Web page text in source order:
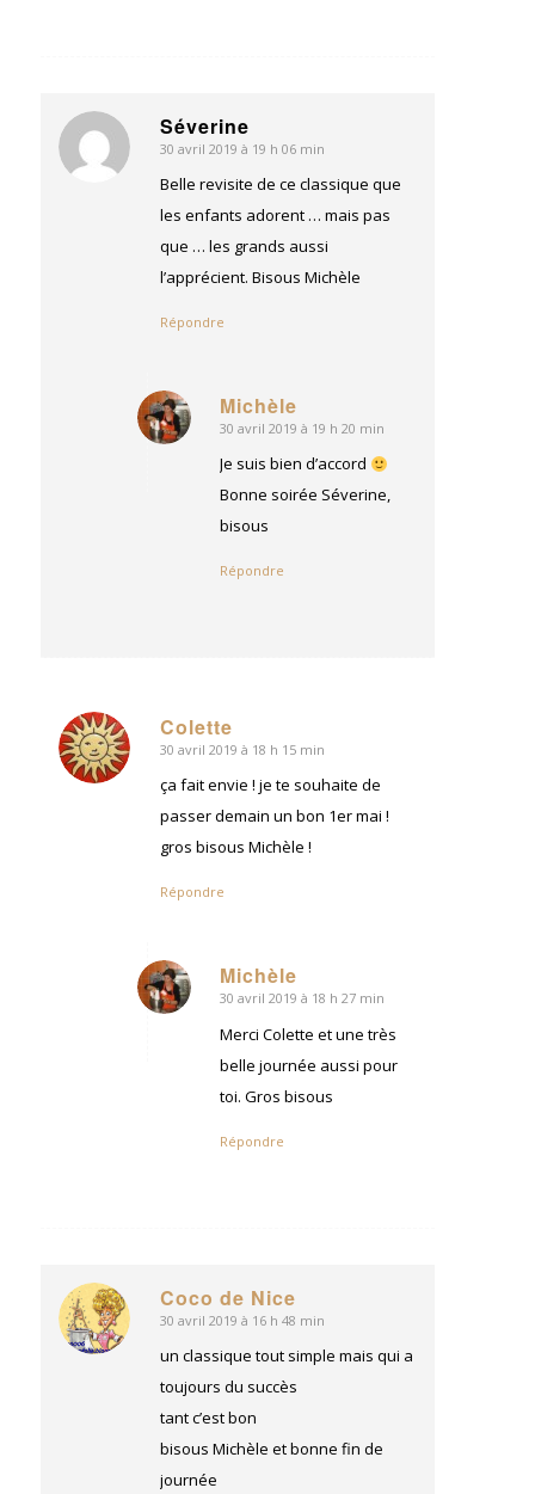
Séverine
dit
30 avril 2019 à 19 h 06 min
Belle revisite de ce classique que
les enfants adorent … mais pas
que … les grands aussi
l’apprécient. Bisous Michèle
Répondre
Michèle
dit
30 avril 2019 à 19 h 20 min
Je suis bien d’accord
Bonne soirée Séverine,
bisous
Répondre
Colette
dit
:
30 avril 2019 à 18 h 15 min
ça fait envie ! je te souhaite de
passer demain un bon 1er mai !
gros bisous Michèle !
Répondre
Michèle
dit
30 avril 2019 à 18 h 27 min
Merci Colette et une très
belle journée aussi pour
toi. Gros bisous
Répondre
Coco de Nice
dit
:
30 avril 2019 à 16 h 48 min
un classique tout simple mais qui a
toujours du succès
tant c’est bon
bisous Michèle et bonne fin de
journée